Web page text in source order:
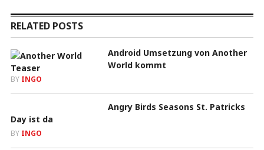
RELATED POSTS
Android Umsetzung von Another
World kommt
BY INGO
Angry Birds Seasons St. Patricks
Day ist da
BY INGO